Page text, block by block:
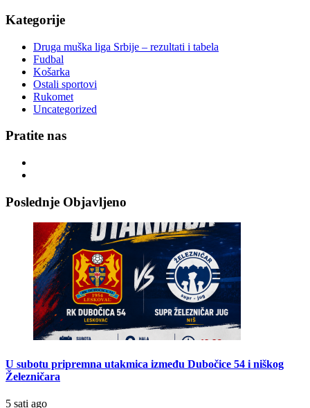
Kategorije
Druga muška liga Srbije – rezultati i tabela
Fudbal
Košarka
Ostali sportovi
Rukomet
Uncategorized
Pratite nas
Poslednje Objavljeno
U subotu pripremna utakmica između Dubočice 54 i niškog
Železničara
5 sati ago